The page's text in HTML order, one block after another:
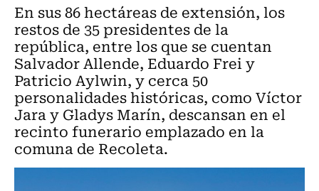
En sus 86 hectáreas de extensión, los
restos de 35 presidentes de la
república, entre los que se cuentan
Salvador Allende, Eduardo Frei y
Patricio Aylwin, y cerca 50
personalidades históricas, como Víctor
Jara y Gladys Marín, descansan en el
recinto funerario emplazado en la
comuna de Recoleta.